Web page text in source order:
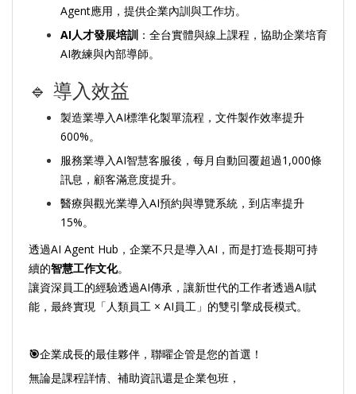
Agent應用，提供企業內訓與工作坊。
AI人才發展培訓 ：全台實體與線上課程，協助企業培育
AI教練與內部導師。
🔹 導入效益
製造業導入AI標準化製單流程，文件製作效率提升
600%。
服務業導入AI智慧客服後，每月自動回覆超過1,000條
訊息，顧客滿意度提升。
醫療與觀光業導入AI預約與導覽系統，到店率提升
15%。
透過AI Agent Hub，企業不只是導入AI，而是打造長期可持
續的智慧工作文化。
讓資深員工的經驗透過AI傳承，讓新世代的工作者透過AI賦
能，最終實現「人類員工 × AI員工」的雙引擎成長模式。
🎯企業成長的最佳夥伴，聯曜企管是您的首選！
無論是課程詳情、補助資訊還是企業包班，